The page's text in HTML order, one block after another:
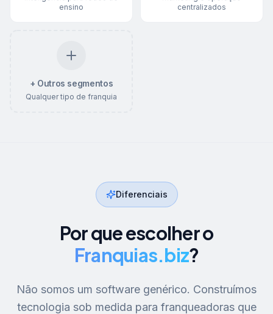
ensino
centralizados
+ Outros segmentos
Qualquer tipo de franquia
Diferenciais
Por que escolher o
Franquias.biz?
Não somos um software genérico. Construímos
tecnologia sob medida para franqueadoras que